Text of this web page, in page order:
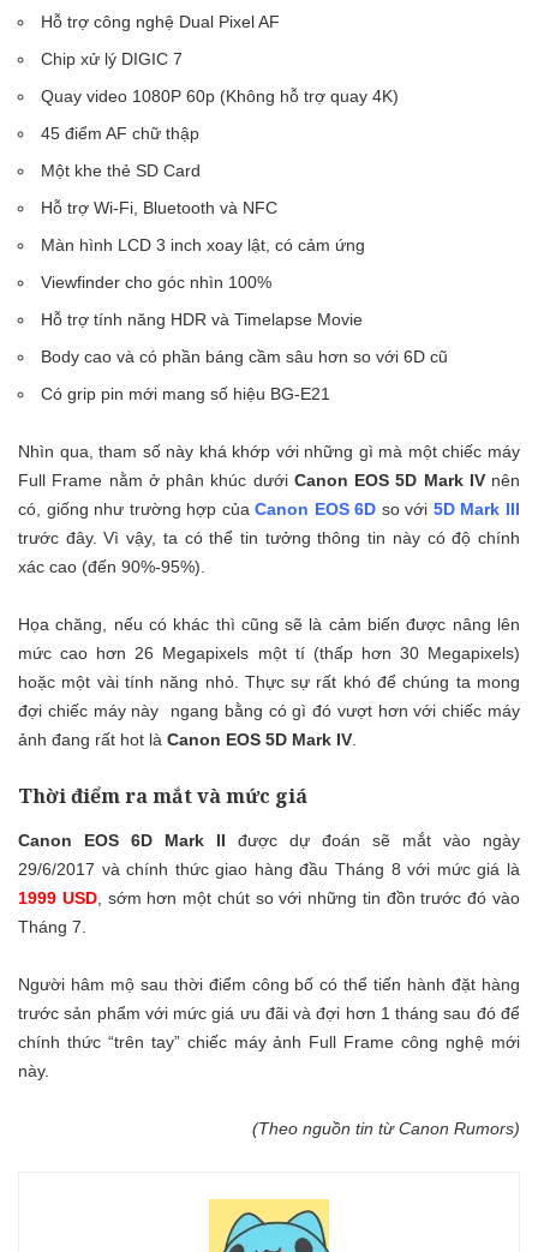
Hỗ trợ công nghệ Dual Pixel AF
Chip xử lý DIGIC 7
Quay video 1080P 60p (Không hỗ trợ quay 4K)
45 điểm AF chữ thập
Một khe thẻ SD Card
Hỗ trợ Wi-Fi, Bluetooth và NFC
Màn hình LCD 3 inch xoay lật, có cảm ứng
Viewfinder cho góc nhìn 100%
Hỗ trợ tính năng HDR và Timelapse Movie
Body cao và có phần báng cầm sâu hơn so với 6D cũ
Có grip pin mới mang số hiệu BG-E21
Nhìn qua, tham số này khá khớp với những gì mà một chiếc máy
Full Frame nằm ở phân khúc dưới Canon EOS 5D Mark IVnên
có, giống như trường hợp củaCanon EOS 6D so với 5D Mark III
trước đây. Vì vậy, ta có thể tin tưởng thông tin này có độ chính
xác cao (đến 90%-95%).
Họa chăng, nếu có khác thì cũng sẽ là cảm biến được nâng lên
mức cao hơn 26 Megapixels một tí (thấp hơn 30 Megapixels)
hoặc một vài tính năng nhỏ. Thực sự rất khó để chúng ta mong
đợi chiếc máy này ngang bằng có gì đó vượt hơn với chiếc máy
ảnh đang rất hot là Canon EOS 5D Mark IV
Thời điểm ra mắt và mức giá
Canon EOS 6D Mark II được dự đoán sẽ mắt vào ngày
29/6/2017 và chính thức giao hàng đầu Tháng 8 với mức giá là
1999 USD, sớm hơn một chút so với những tin đồn trước đó vào
Tháng 7.
Người hâm mộ sau thời điểm công bố có thể tiến hành đặt hàng
trước sản phẩm với mức giá ưu đãi và đợi hơn 1 tháng sau đó để
chính thức “trên tay” chiếc máy ảnh Full Frame công nghệ mới
này.
(Theo nguồn tin từCanon Rumors)